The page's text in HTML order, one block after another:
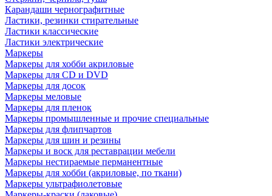
Карандаши чернографитные
Ластики, резинки стирательные
Ластики классические
Ластики электрические
Маркеры
Маркеры для хобби акриловые
Маркеры для CD и DVD
Маркеры для досок
Маркеры меловые
Маркеры для пленок
Маркеры промышленные и прочие специальные
Маркеры для флипчартов
Маркеры для шин и резины
Маркеры и воск для реставрации мебели
Маркеры нестираемые перманентные
Маркеры для хобби (акриловые, по ткани)
Маркеры ультрафиолетовые